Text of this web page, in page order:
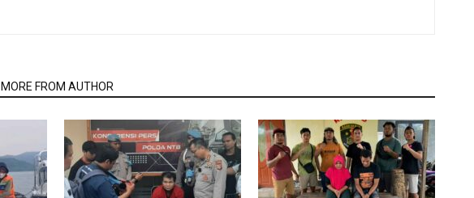
MORE FROM AUTHOR